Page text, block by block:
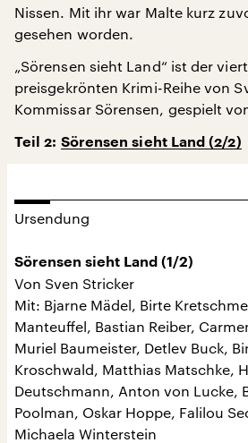
Nissen. Mit ihr war Malte kurz
gesehen worden.
„Sörensen sieht Land“ ist der
preisgekrönten Krimi-Reihe von
Kommissar Sörensen, gespielt
Teil 2: Sörensen sieht Land (2/2)
Ursendung
Sörensen sieht Land (1/2)
Von Sven Stricker
Mit: Bjarne Mädel, Birte
Manteuffel, Bastian Reiber,
Muriel Baumeister, Detlev Buck,
Kroschwald, Matthias Matschke,
Deutschmann, Anton von Lucke,
Poolman, Oskar Hoppe, Falilou
Michaela Winterstein